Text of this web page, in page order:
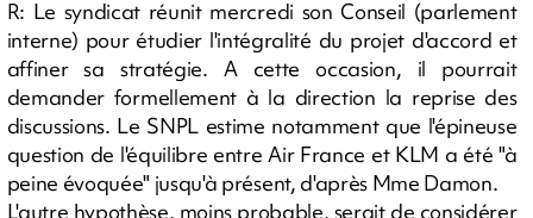
R: Le syndicat réunit mercredi son Conseil (parlement
interne) pour étudier l'intégralité du projet d'accord et
affiner sa stratégie. A cette occasion, il pourrait
demander formellement à la direction la reprise des
discussions. Le SNPL estime notamment que l'épineuse
question de l'équilibre entre Air France et KLM a été "à
peine évoquée" jusqu'à présent, d'après Mme Damon.
L'autre hypothèse, moins probable, serait de considérer